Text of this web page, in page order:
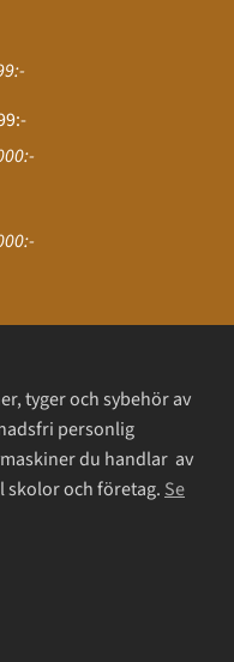
tyger och sybehör av
personlig
du handlar av
skolor och företag. Se